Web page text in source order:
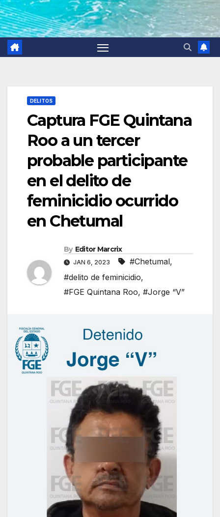
DELITOS
Captura FGE Quintana
Roo a un tercer
probable participante
en el delito de
feminicidio ocurrido
en Chetumal
By Editor Marcrix
JAN 6, 2023 #Chetumal,
#delito de feminicidio,
#FGE Quintana Roo, #Jorge “V”